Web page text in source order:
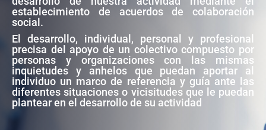
establecimiento de acuerdos de colaboración
social.
El desarrollo, individual, personal y profesional
precisa del apoyo de un colectivo compuesto por
personas y organizaciones con las mismas
inquietudes y anhelos que puedan aportar al
individuo un marco de referencia y guía ante las
diferentes situaciones o vicisitudes que le puedan
plantear en el desarrollo de su actividad